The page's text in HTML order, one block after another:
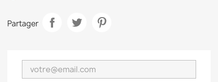
Partager